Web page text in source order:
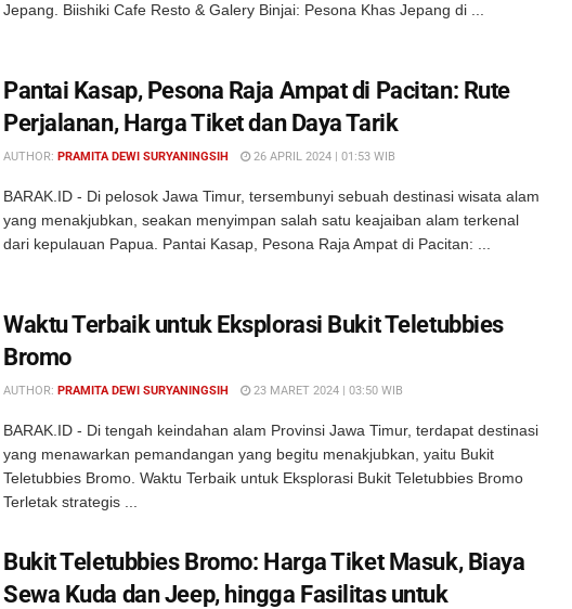
Jepang. Biishiki Cafe Resto & Galery Binjai: Pesona Khas Jepang di ...
Pantai Kasap, Pesona Raja Ampat di Pacitan: Rute
Perjalanan, Harga Tiket dan Daya Tarik
AUTHOR: PRAMITA DEWI SURYANINGSIH 26 APRIL 2024 | 01:53 WIB
BARAK.ID - Di pelosok Jawa Timur, tersembunyi sebuah destinasi wisata alam
yang menakjubkan, seakan menyimpan salah satu keajaiban alam terkenal
dari kepulauan Papua. Pantai Kasap, Pesona Raja Ampat di Pacitan: ...
Waktu Terbaik untuk Eksplorasi Bukit Teletubbies
Bromo
AUTHOR: PRAMITA DEWI SURYANINGSIH 23 MARET 2024 | 03:50 WIB
BARAK.ID - Di tengah keindahan alam Provinsi Jawa Timur, terdapat destinasi
yang menawarkan pemandangan yang begitu menakjubkan, yaitu Bukit
Teletubbies Bromo. Waktu Terbaik untuk Eksplorasi Bukit Teletubbies Bromo
Terletak strategis ...
Bukit Teletubbies Bromo: Harga Tiket Masuk, Biaya
Sewa Kuda dan Jeep, hingga Fasilitas untuk